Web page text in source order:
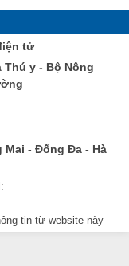
tử
Thú y - Bộ Nông
Mai - Đống Đa - Hà
tin từ website này